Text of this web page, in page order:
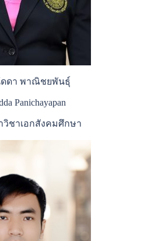
ดดา พาณิชยพันธุ์
Panichayapan
วิชาเอกสังคมศึกษา